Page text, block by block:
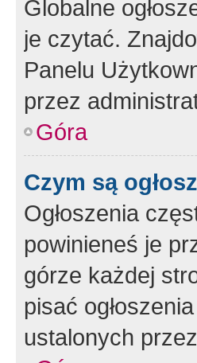
Globalne
je czytać.
Panelu
przez
Góra
Czym są
Ogłoszenia
powinieneś je
górze każdej
pisać
ustalonych